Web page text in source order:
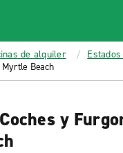
de alquiler
Myrtle Beach
y